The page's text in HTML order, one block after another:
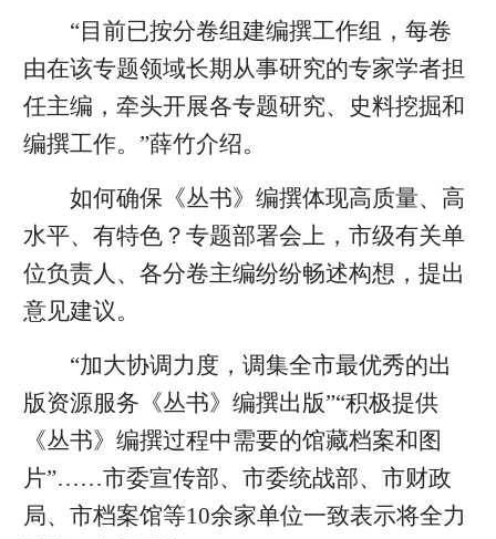
“目前已按分卷组建编撰工作组，每卷
由在该专题领域长期从事研究的专家学者担
任主编，牵头开展各专题研究、史料挖掘和
编撰工作。”薛竹介绍。
如何确保《丛书》编撰体现高质量、高
水平、有特色？专题部署会上，市级有关单
位负责人、各分卷主编纷纷畅述构想，提出
意见建议。
“加大协调力度，调集全市最优秀的出
版资源服务《丛书》编撰出版”“积极提供
《丛书》编撰过程中需要的馆藏档案和图
片”……市委宣传部、市委统战部、市财政
局、市档案馆等10余家单位一致表示将全力